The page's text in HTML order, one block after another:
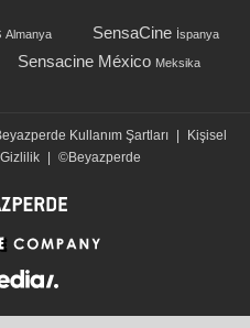
Almanya SensaCine İspanya
Sensacine México Meksika
Kullanım Şartları
Kişisel
Gizlilik ©Beyazperde